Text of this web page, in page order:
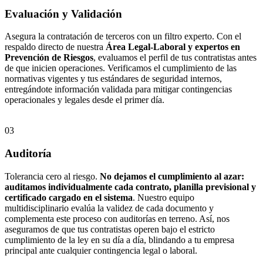
Evaluación y Validación
Asegura la contratación de terceros con un filtro experto. Con el
respaldo directo de nuestra Área Legal-Laboral y expertos en
Prevención de Riesgos, evaluamos el perfil de tus contratistas antes
de que inicien operaciones. Verificamos el cumplimiento de las
normativas vigentes y tus estándares de seguridad internos,
entregándote información validada para mitigar contingencias
operacionales y legales desde el primer día.
03
Auditoría
Tolerancia cero al riesgo. No dejamos el cumplimiento al azar:
auditamos individualmente cada contrato, planilla previsional y
certificado cargado en el sistema. Nuestro equipo
multidisciplinario evalúa la validez de cada documento y
complementa este proceso con auditorías en terreno. Así, nos
aseguramos de que tus contratistas operen bajo el estricto
cumplimiento de la ley en su día a día, blindando a tu empresa
principal ante cualquier contingencia legal o laboral.